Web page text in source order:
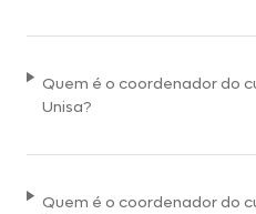
Quem é o coordenador do
Unisa?
Quem é o coordenador do